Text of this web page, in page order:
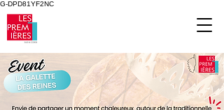
G-DPD81YF2NC